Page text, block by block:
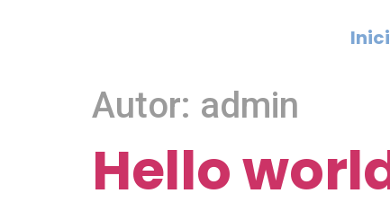
Autor: admin
Hello